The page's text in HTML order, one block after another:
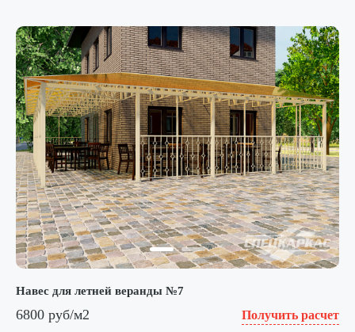
Навес для летней веранды №7
6800 руб/м2 Получить расчет